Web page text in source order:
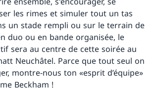
les rimes et simuler tout un tas
un stade rempli ou sur le terrain de
duo ou en bande organisée, le
sera au centre de cette soirée au
Neuchâtel. Parce que tout seul on
montre-nous ton «esprit d’équipe»
Beckham !